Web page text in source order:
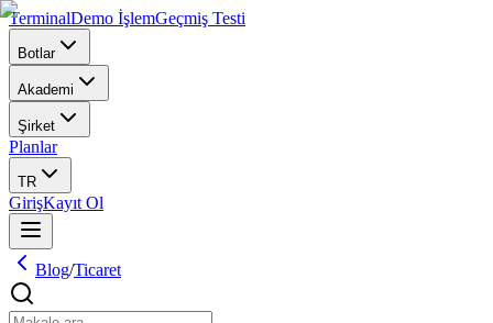
TerminalDemo İşlemGeçmiş Testi
Botlar
Akademi
Şirket
Planlar
TR
GirişKayıt Ol
Blog/Ticaret